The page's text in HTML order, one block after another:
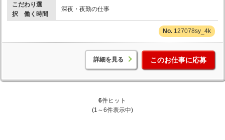
こだわり選
択 働く時間
深夜・夜勤の仕事
127078sy_4k
詳細を見る このお仕事に応募
6件ヒット
(1～6件表示中)